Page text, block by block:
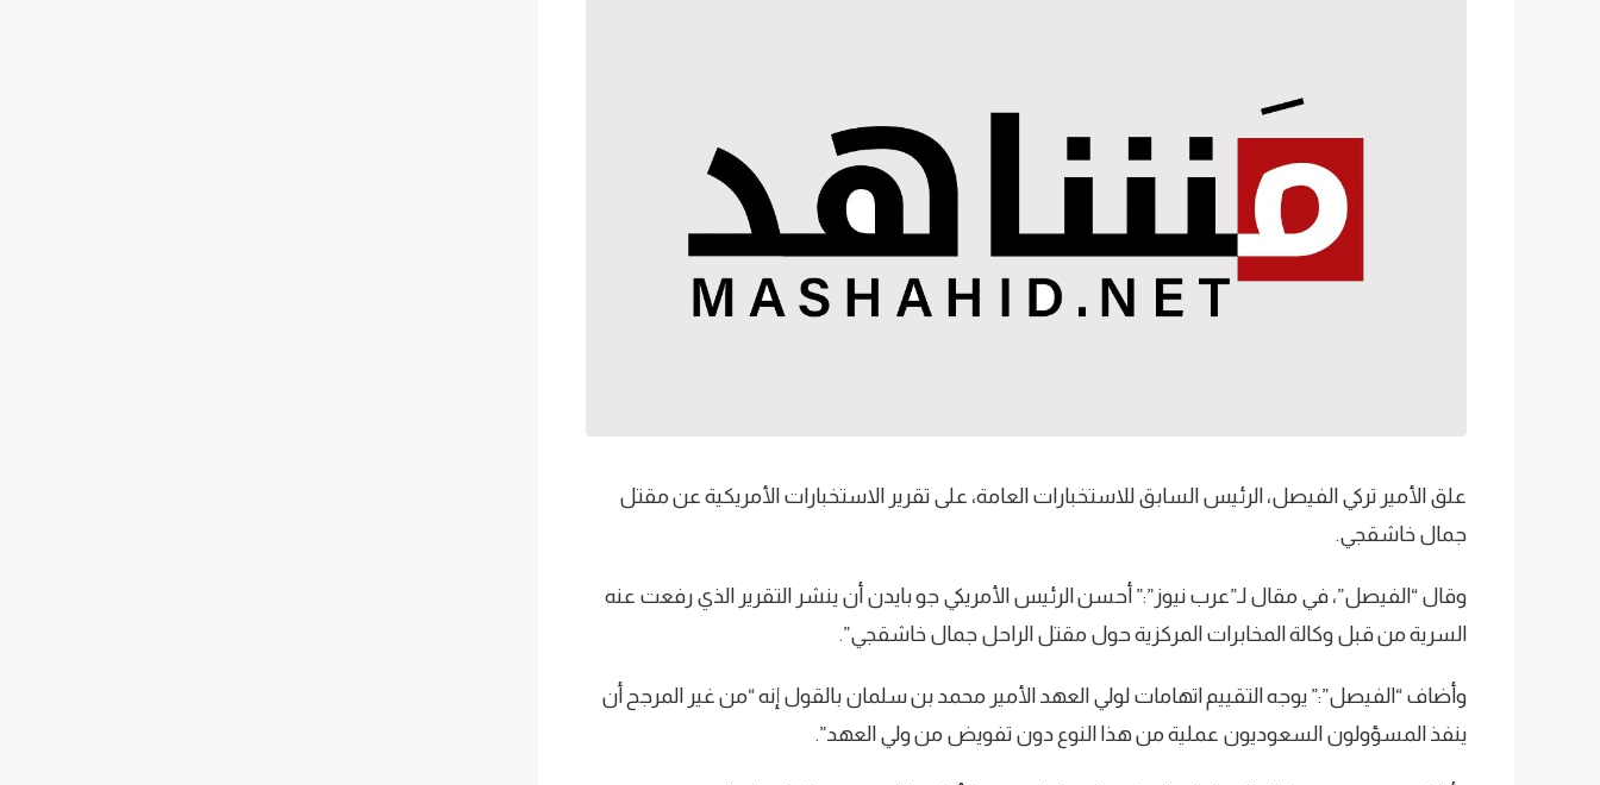
علق الأمير ‎تركي الفيصل، الرئيس السابق للاستخبارات العامة، على تقرير الاستخبارات الأمريكية عن مقتل
جمال خاشقجي.
وقال “الفيصل”، في مقال لـ”عرب نيوز”:” أحسن الرئيس الأمريكي جو بايدن أن ينشر التقرير الذي رفعت عنه
السرية من قبل وكالة المخابرات المركزية حول مقتل الراحل جمال خاشقجي”.
وأضاف “الفيصل”:” يوجه التقييم اتهامات لولي العهد الأمير محمد بن سلمان بالقول إنه “من غير المرجح أن
ينفذ المسؤولون السعوديون عملية من هذا النوع دون تفويض من ولي العهد”.